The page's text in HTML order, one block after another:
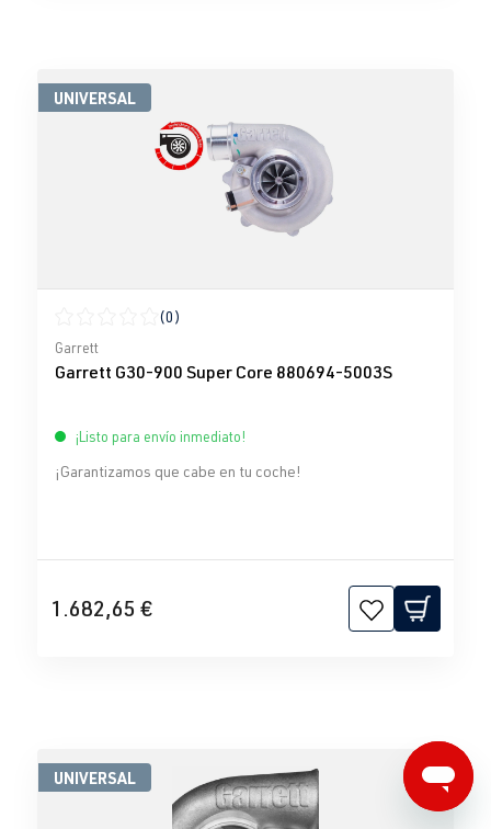
UNIVERSAL
Calificación promedio de 0 de 5 estrellas
(0)
Garrett
Garrett G30-900 Super Core 880694-5003S
¡Listo para envío inmediato!
¡Garantizamos que cabe en tu coche!
1.682,65 €
UNIVERSAL